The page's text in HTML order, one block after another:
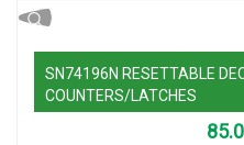
SN74196N RESETTABLE
COUNTERS/LATCHES